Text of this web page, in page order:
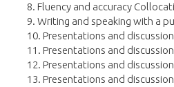
8. Fluency and accuracy
9. Writing and speaking with a
10. Presentations and
11. Presentations and
12. Presentations and
13. Presentations and